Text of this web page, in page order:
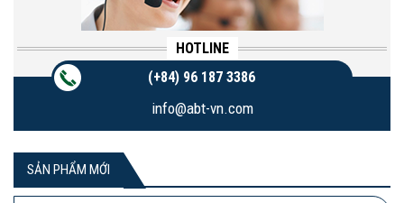
HOTLINE
(+84) 96 187 3386
info@abt-vn.com
SẢN PHẨM MỚI